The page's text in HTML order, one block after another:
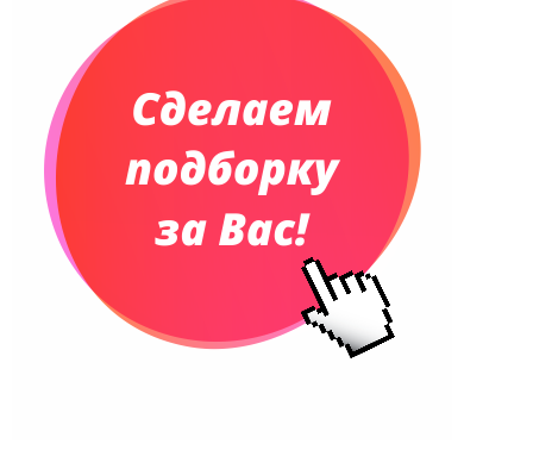
Телефонные книжки
Сумки и Рюкзаки
Сумки для планшетов и ноутбуков
Рюкзаки
Конференц-сумки
Сумки для покупок промо
Несессеры и косметички
Сумки дорожные